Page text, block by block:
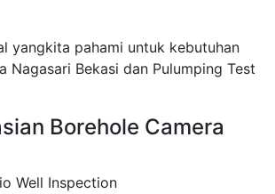
yangkita pahami untuk kebutuhan
Nagasari Bekasi dan Pulumping Test
Borehole Camera
Well Inspection